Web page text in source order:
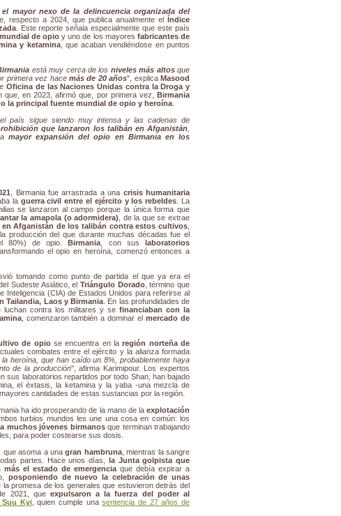
mayor nexo de la delincuencia organizada del
respecto a 2024, que publica anualmente el Índice
. Este reporte señala especialmente que este país
de opio y uno de los mayores fabricantes de
y ketamina, que acaban vendiéndose en puntos
está muy cerca de los niveles más altosque
primera vez hace más de 20 años", explicaMasood
Oficina de las Naciones Unidas contra la Droga y
que, en 2023, afirmó que, por primera vez,Birmania
la principal fuente mundial de opio y heroína
país sigue siendo muy intensa y las cadenas de
que lanzaron los talibán en Afganistán
mayor expansión del opio en Birmania en los
, Birmania fue arrastrada a una crisis humanitaria
la guerra civil entre el ejército y los rebeldes . La
se lanzaron al campo porque la única forma que
la amapola (o adormidera) , de la que se extrae
en Afganistán de los talibán contra estos cultivos
producción del que durante muchas décadas fue el
80%) de opio.Birmania , con suslaboratorios
el opio en heroína, comenzó entonces a
tomando como punto de partida el que ya era el
Sudeste Asiático, el Triángulo Dorado, término que
Inteligencia (CIA) de Estados Unidos para referirse al
Tailandia, Laos y Birmania . En las profundidades de
luchan contra los militares y se financiaban con la
, comenzaron también a dominar elmercado de
de opiose encuentra en laregión norteña de
combates entre el ejército y la alianza formada
heroína, que han caído un 8%, probablemente haya
de la producción", afirma Karimipour. Los expertos
sus laboratorios repartidos por todo Shan, han bajado
el éxtasis, la ketamina y la yaba -una mezcla de
cantidades de estas sustancias por la región.
ha ido prosperando de la mano de la explotación
turbios mundos les une una cosa en común: los
muchos jóvenes birmanosque terminan trabajando
para poder costearse sus dosis.
que asoma a unagran hambruna, mientras la sangre
partes. Hace unos días, la Junta golpista que
el estado de emergencia que debía expirar a
posponiendo de nuevo la celebración de unas
la promesa de los generales que estuvieron detrás del
2021, que expulsaron a la fuerza del poder al
Suu Kyi, quien cumple unasentencia de 27 años de